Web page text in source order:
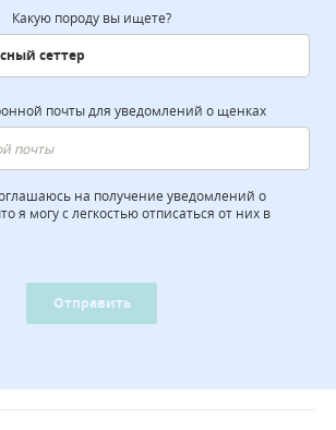
Какую породу вы ищете?
почты для уведомлений о щенках
на получение уведомлений о
я могу с легкостью отписаться от них в
Отправить